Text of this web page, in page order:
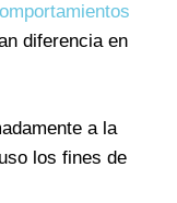
diferencia en
a la
los fines de